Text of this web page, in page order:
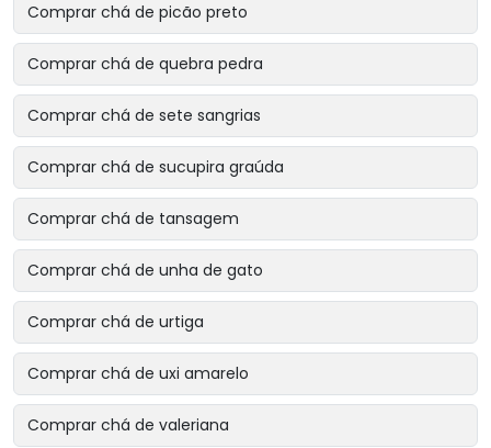
Comprar chá de picão preto
Comprar chá de quebra pedra
Comprar chá de sete sangrias
Comprar chá de sucupira graúda
Comprar chá de tansagem
Comprar chá de unha de gato
Comprar chá de urtiga
Comprar chá de uxi amarelo
Comprar chá de valeriana